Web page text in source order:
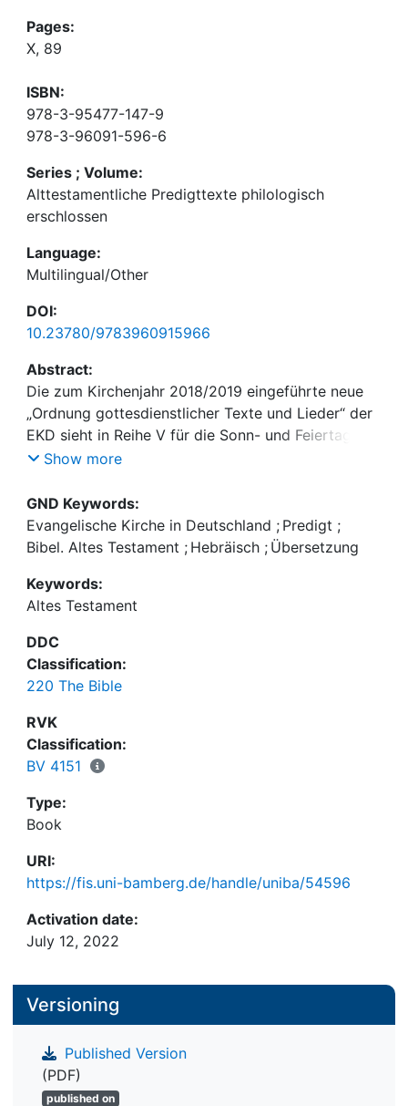
Pages:
X, 89
ISBN:
978-3-95477-147-9
978-3-96091-596-6
Series ; Volume:
Alttestamentliche Predigttexte philologisch
erschlossen
Language:
Multilingual/Other
DOI:
10.23780/9783960915966
Abstract:
Die zum Kirchenjahr 2018/2019 eingeführte neue
„Ordnung gottesdienstlicher Texte und Lieder“ der
EKD sieht in Reihe V für die Sonn- und Feiertage
25 alttestamentliche Texte als Predigttexte vor. Für
Schlüssel, der den Zugang zum hebräischen Urtext
erleichtert. Die philologisch ausführlich
kommentierte Modellübersetzung dieser Texte
von der aktuellen Predigtvorbereitung ein
geeignetes Hilfsmittel, einmal erworbene
Hebräischkenntnisse zu reaktivieren, sie zu
pflegen, zu sichern und zu erweitern.
Show more
GND Keywords:
Evangelische Kirche in Deutschland ; Predigt ;
Bibel. Altes Testament ; Hebräisch ; Übersetzung
Keywords:
Altes Testament
DDC
Classification:
220 The Bible
RVK
Classification:
BV 4151
Type:
Book
URI:
https://fis.uni-bamberg.de/handle/uniba/54596
Activation date:
July 12, 2022
Versioning
Published Version
(PDF)
published on